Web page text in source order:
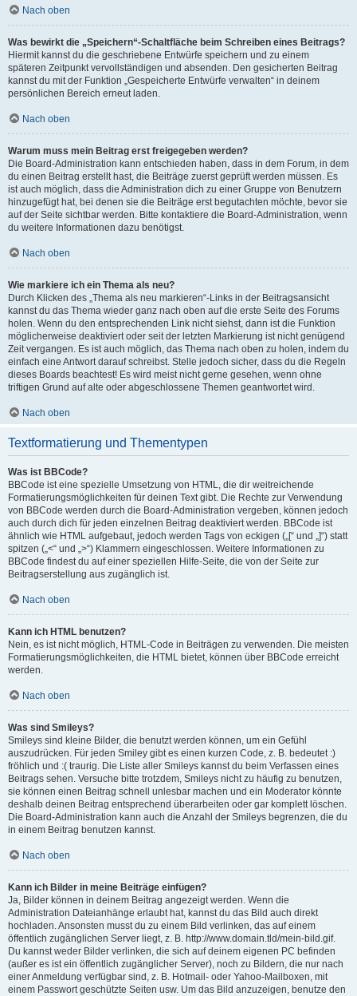
Nach oben
Was bewirkt die „Speichern“-Schaltfläche beim Schreiben eines Beitrags?
Hiermit kannst du die geschriebene Entwürfe speichern und zu einem
späteren Zeitpunkt vervollständigen und absenden. Den gesicherten Beitrag
kannst du mit der Funktion „Gespeicherte Entwürfe verwalten“ in deinem
persönlichen Bereich erneut laden.
Nach oben
Warum muss mein Beitrag erst freigegeben werden?
Die Board-Administration kann entschieden haben, dass in dem Forum, in dem
du einen Beitrag erstellt hast, die Beiträge zuerst geprüft werden müssen. Es
ist auch möglich, dass die Administration dich zu einer Gruppe von Benutzern
hinzugefügt hat, bei denen sie die Beiträge erst begutachten möchte, bevor sie
auf der Seite sichtbar werden. Bitte kontaktiere die Board-Administration, wenn
du weitere Informationen dazu benötigst.
Nach oben
Wie markiere ich ein Thema als neu?
Durch Klicken des „Thema als neu markieren“-Links in der Beitragsansicht
kannst du das Thema wieder ganz nach oben auf die erste Seite des Forums
holen. Wenn du den entsprechenden Link nicht siehst, dann ist die Funktion
möglicherweise deaktiviert oder seit der letzten Markierung ist nicht genügend
Zeit vergangen. Es ist auch möglich, das Thema nach oben zu holen, indem du
einfach eine Antwort darauf schreibst. Stelle jedoch sicher, dass du die Regeln
dieses Boards beachtest! Es wird meist nicht gerne gesehen, wenn ohne
triftigen Grund auf alte oder abgeschlossene Themen geantwortet wird.
Nach oben
Textformatierung und Thementypen
Was ist BBCode?
BBCode ist eine spezielle Umsetzung von HTML, die dir weitreichende
Formatierungsmöglichkeiten für deinen Text gibt. Die Rechte zur Verwendung
von BBCode werden durch die Board-Administration vergeben, können jedoch
auch durch dich für jeden einzelnen Beitrag deaktiviert werden. BBCode ist
ähnlich wie HTML aufgebaut, jedoch werden Tags von eckigen („[“ und „]“) statt
spitzen („<“ und „>“) Klammern eingeschlossen. Weitere Informationen zu
BBCode findest du auf einer speziellen Hilfe-Seite, die von der Seite zur
Beitragserstellung aus zugänglich ist.
Nach oben
Kann ich HTML benutzen?
Nein, es ist nicht möglich, HTML-Code in Beiträgen zu verwenden. Die meisten
Formatierungsmöglichkeiten, die HTML bietet, können über BBCode erreicht
werden.
Nach oben
Was sind Smileys?
Smileys sind kleine Bilder, die benutzt werden können, um ein Gefühl
auszudrücken. Für jeden Smiley gibt es einen kurzen Code, z. B. bedeutet :)
fröhlich und :( traurig. Die Liste aller Smileys kannst du beim Verfassen eines
Beitrags sehen. Versuche bitte trotzdem, Smileys nicht zu häufig zu benutzen,
sie können einen Beitrag schnell unlesbar machen und ein Moderator könnte
deshalb deinen Beitrag entsprechend überarbeiten oder gar komplett löschen.
Die Board-Administration kann auch die Anzahl der Smileys begrenzen, die du
in einem Beitrag benutzen kannst.
Nach oben
Kann ich Bilder in meine Beiträge einfügen?
Ja, Bilder können in deinem Beitrag angezeigt werden. Wenn die
Administration Dateianhänge erlaubt hat, kannst du das Bild auch direkt
hochladen. Ansonsten musst du zu einem Bild verlinken, das auf einem
öffentlich zugänglichen Server liegt, z. B. http://www.domain.tld/mein-bild.gif.
Du kannst weder Bilder verlinken, die sich auf deinem eigenen PC befinden
(außer es ist ein öffentlich zugänglicher Server), noch zu Bildern, die nur nach
einer Anmeldung verfügbar sind, z. B. Hotmail- oder Yahoo-Mailboxen, mit
einem Passwort geschützte Seiten usw. Um das Bild anzuzeigen, benutze den